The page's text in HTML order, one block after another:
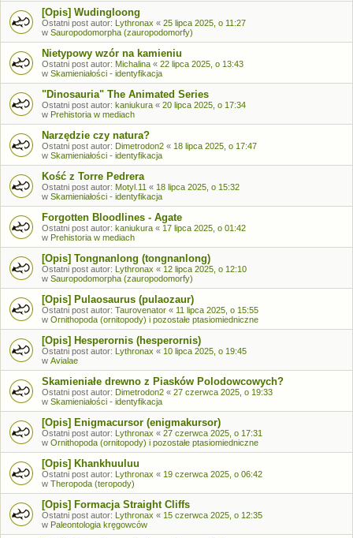
[Opis] Wudingloong
Ostatni post autor: Lythronax « 25 lipca 2025, o 11:27
w Sauropodomorpha (zauropodomorfy)
Nietypowy wzór na kamieniu
Ostatni post autor: Michalina « 22 lipca 2025, o 13:43
w Skamieniałości - identyfikacja
"Dinosauria" The Animated Series
Ostatni post autor: kaniukura « 20 lipca 2025, o 17:34
w Prehistoria w mediach
Narzędzie czy natura?
Ostatni post autor: Dimetrodon2 « 18 lipca 2025, o 17:47
w Skamieniałości - identyfikacja
Kość z Torre Pedrera
Ostatni post autor: Motyl.11 « 18 lipca 2025, o 15:32
w Skamieniałości - identyfikacja
Forgotten Bloodlines - Agate
Ostatni post autor: kaniukura « 17 lipca 2025, o 01:42
w Prehistoria w mediach
[Opis] Tongnanlong (tongnanlong)
Ostatni post autor: Lythronax « 12 lipca 2025, o 12:10
w Sauropodomorpha (zauropodomorfy)
[Opis] Pulaosaurus (pulaozaur)
Ostatni post autor: Taurovenator « 11 lipca 2025, o 15:55
w Ornithopoda (ornitopody) i pozostałe ptasiomiedniczne
[Opis] Hesperornis (hesperornis)
Ostatni post autor: Lythronax « 10 lipca 2025, o 19:45
w Avialae
Skamieniałe drewno z Piasków Polodowcowych?
Ostatni post autor: Dimetrodon2 « 27 czerwca 2025, o 19:33
w Skamieniałości - identyfikacja
[Opis] Enigmacursor (enigmakursor)
Ostatni post autor: Lythronax « 27 czerwca 2025, o 17:31
w Ornithopoda (ornitopody) i pozostałe ptasiomiedniczne
[Opis] Khankhuuluu
Ostatni post autor: Lythronax « 19 czerwca 2025, o 06:42
w Theropoda (teropody)
[Opis] Formacja Straight Cliffs
Ostatni post autor: Lythronax « 15 czerwca 2025, o 12:35
w Paleontologia kręgowców